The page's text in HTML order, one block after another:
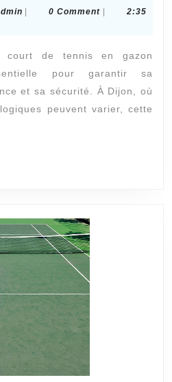
Admin
| 0 Comment |
2:35
court de tennis en gazon
pour garantir sa
et sa sécurité. À Dijon, où
peuvent varier, cette